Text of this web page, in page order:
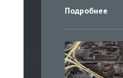
Подробнее